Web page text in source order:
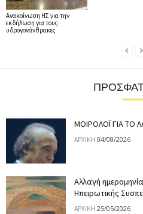
Ανακοίνωση ΗΣ για την
εκδήλωση για τους
υδρογονάνθρακες
ΜΟΙΡΟΛΟΪ ΓΙΑ ΤΟ
ΑΡΧΙΚΉ 04/08/2026
Αλλαγή
Ηπειρωτικής
ΑΡΧΙΚΉ 25/05/2026